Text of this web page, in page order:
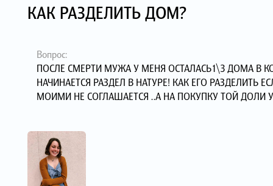
КАК РАЗДЕЛИТЬ ДОМ?
Вопрос:
ПОСЛЕ СМЕРТИ МУЖА У МЕНЯ ОСТАЛАСЬ1\3 ДОМА В
НАЧИНАЕТСЯ РАЗДЕЛ В НАТУРЕ! КАК ЕГО РАЗДЕЛИТЬ
МОИМИ НЕ СОГЛАШАЕТСЯ ..А НА ПОКУПКУ ТОЙ ДОЛИ